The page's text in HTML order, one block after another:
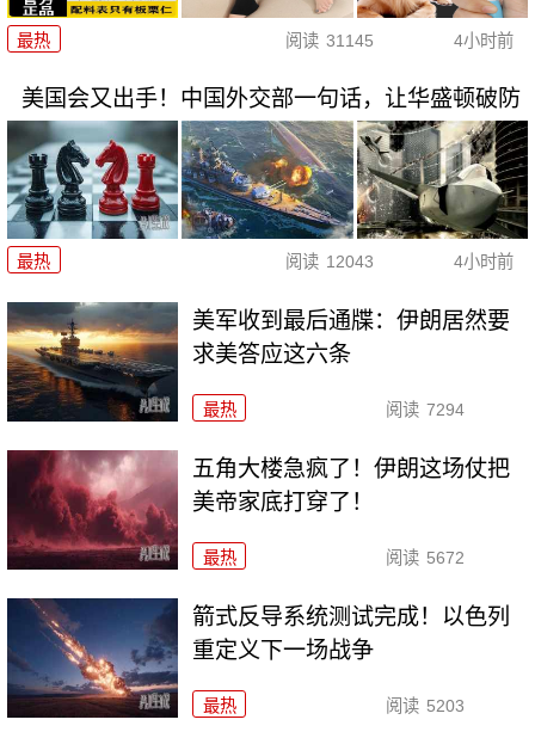
最热 阅读 31145 4小时前
美国会又出手！中国外交部一句话，让华盛顿破防
最热 阅读 12043 4小时前
美军收到最后通牒：伊朗居然要
求美答应这六条
最热 阅读 7294
五角大楼急疯了！伊朗这场仗把
美帝家底打穿了！
最热 阅读 5672
箭式反导系统测试完成！以色列
重定义下一场战争
最热 阅读 5203